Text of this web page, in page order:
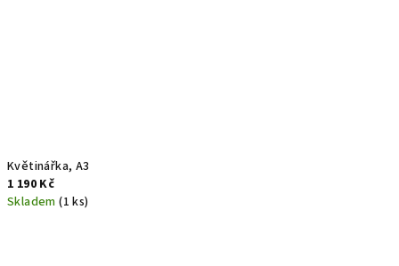
Květinářka, A3
1 190 Kč
Skladem(1 ks)